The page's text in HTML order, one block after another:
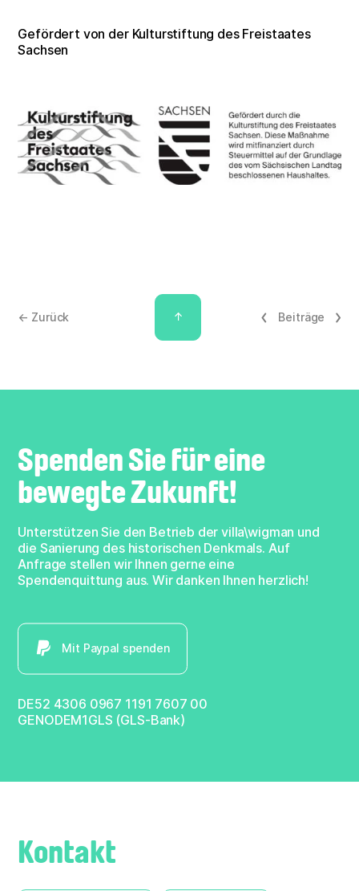
Gefördert von der Kulturstiftung des Freistaates
Sachsen
← Zurück ↑ Beiträge
Spenden Sie für eine
bewegte Zukunft!
Unterstützen Sie den Betrieb der villa\wigman und
die Sanierung des historischen Denkmals. Auf
Anfrage stellen wir Ihnen gerne eine
Spendenquittung aus. Wir danken Ihnen herzlich!
Mit Paypal spenden
DE52 4306 0967 1191 7607 00
GENODEM1GLS (GLS-Bank)
Kontakt